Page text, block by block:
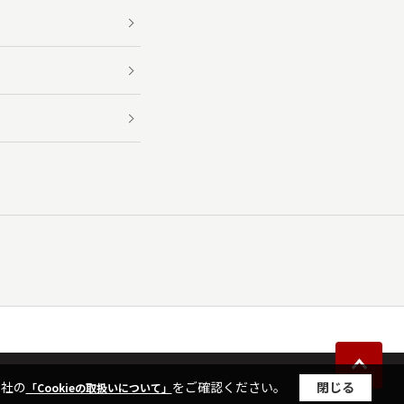
の 「Cookieの取扱いについて」 をご確認ください。 閉じる